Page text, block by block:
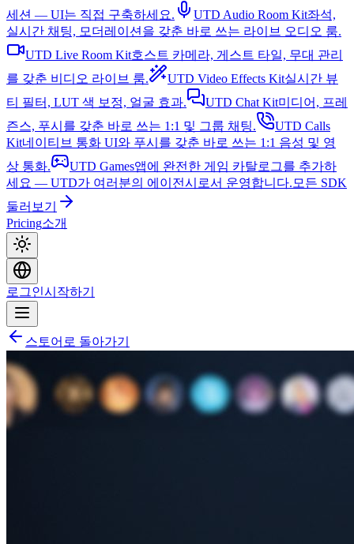
세션 — UI는 직접 구축하세요.
UTD Audio Room Kit좌석,
실시간 채팅, 모더레이션을 갖춘 바로 쓰는 라이브 오디오 룸.
UTD Live Room Kit호스트 카메라, 게스트 타일, 무대 관리
를 갖춘 비디오 라이브 룸.
UTD Video Effects Kit실시간 뷰
티 필터, LUT 색 보정, 얼굴 효과.
UTD Chat Kit미디어, 프레
즌스, 푸시를 갖춘 바로 쓰는 1:1 및 그룹 채팅.
UTD Calls
Kit네이티브 통화 UI와 푸시를 갖춘 바로 쓰는 1:1 음성 및 영
상 통화.
UTD Games앱에 완전한 게임 카탈로그를 추가하
세요 — UTD가 여러분의 에이전시로서 운영합니다. 모든 SDK
둘러보기
Pricing소개
로그인시작하기
스토어로 돌아가기